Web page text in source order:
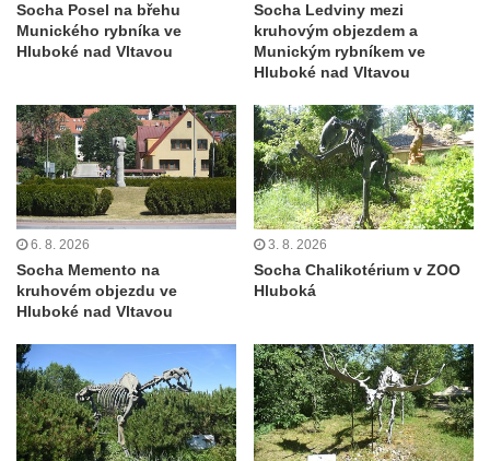
Újezd a Krauchthal v parku na Náměstí v
Kamenném Újezdě
Socha na náměstí J. V. Kamarýta ve
Pomník J. V. Kamarýta v Krumlovské ulici ve
Velešíně
Pamětní deska arcibiskupa Micara ve
vstupu do poutního místa Římov
Liberci
Pamětní deska Vojtěcha Kocmicha na
domě čp. 37 v ulici Betlém v Římově
Pomník na paměť zrušení roboty v Plavu
Socha vodníka v Plavu
Socha svatého Jana Nepomuckého v
Socha Posel na břehu
Munického rybníka ve
Hluboké nad Vltavou
Socha Ledviny mezi
kruhovým objezdem a
Munickým rybníkem ve
Hluboké nad Vltavou
6. 8. 2026
Socha Memento na
kruhovém objezdu ve
Hluboké nad Vltavou
3. 8. 2026
Socha Chalikotérium v ZOO
Hluboká